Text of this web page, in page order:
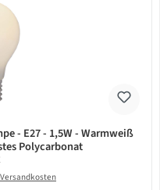
- E27 - 1,5W - Warmweiß
Polycarbonat
Preis: